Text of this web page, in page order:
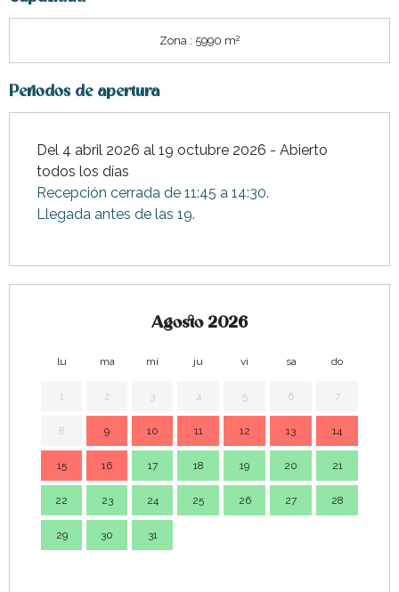
Zona : 5990 m2
Periodos de apertura
Del 4 abril 2026 al 19 octubre 2026 - Abierto
todos los días
Recepción cerrada de 11:45 a 14:30.
Llegada antes de las 19.
Agosto 2026
lu ma mi ju vi sa do
1 2 3 4 5 6 7
8 9 10 11 12 13 14
15 16 17 18 19 20 21
22 23 24 25 26 27 28
29 30 31